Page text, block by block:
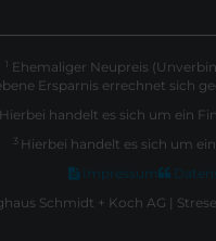
1 Ehemaliger Neupreis
Ersparnis errechnet sich
Hierbei handelt es sich um ein
3 Hierbei handelt es sich um
Impressum
Schmidt + Koch AG |